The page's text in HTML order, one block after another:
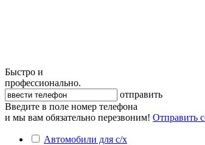
Быстро и
профессионально.
отправить
Введите в поле номер телефона
и мы вам обязательно перезвоним! Отправить
Автомобили для с/х